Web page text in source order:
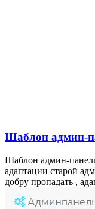
Шаблон админ-
Шаблон админ-
адаптации старой
добру пропадать ,